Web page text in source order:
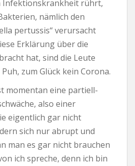
Infektionskrankheit rührt,
nämlich den
pertussis“ verursacht
Erklärung über die
hat, sind die Leute
zum Glück kein Corona.
momentan eine partiell-
also einer
eigentlich gar nicht
sich nur abrupt und
man es gar nicht brauchen
ich spreche, denn ich bin